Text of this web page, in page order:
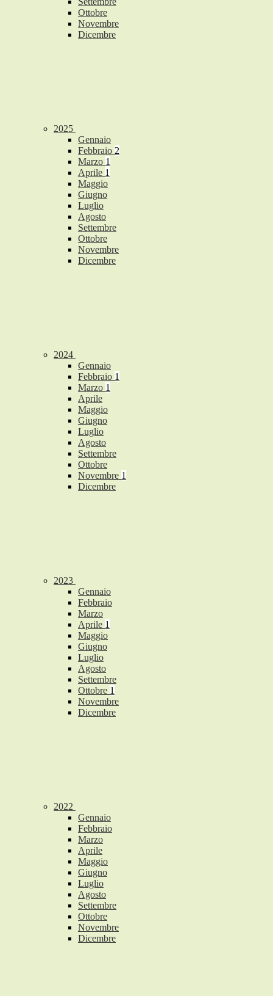
Ottobre
Novembre
Dicembre
2025
Gennaio
Febbraio 2
Marzo 1
Aprile 1
Maggio
Giugno
Luglio
Agosto
Settembre
Ottobre
Novembre
Dicembre
2024
Gennaio
Febbraio 1
Marzo 1
Aprile
Maggio
Giugno
Luglio
Agosto
Settembre
Ottobre
Novembre 1
Dicembre
2023
Gennaio
Febbraio
Marzo
Aprile 1
Maggio
Giugno
Luglio
Agosto
Settembre
Ottobre 1
Novembre
Dicembre
2022
Gennaio
Febbraio
Marzo
Aprile
Maggio
Giugno
Luglio
Agosto
Settembre
Ottobre
Novembre
Dicembre